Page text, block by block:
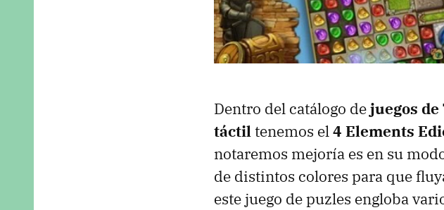
Dentro del catálogo dejuegos
táctil tenemos el4 Elements
notaremos mejoría es en su
de distintos colores para que
este juego de puzles engloba